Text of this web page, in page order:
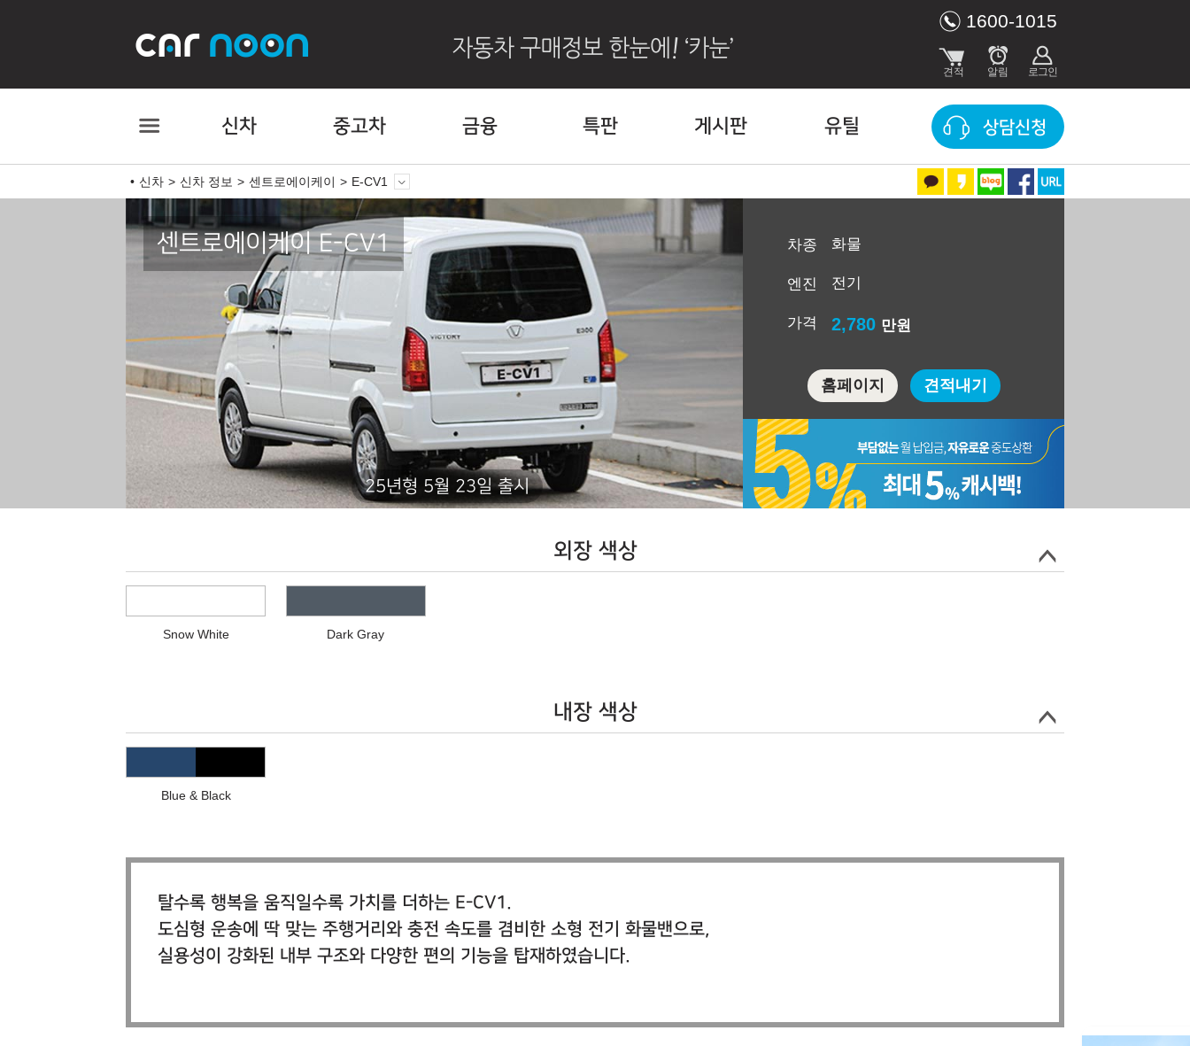
1600-1015
신차 중고차 금융 특판 게시판 유틸 상담신청
신차 신차 정보 센트로에이케이 E-CV1
센트로에이케이 E-CV1
25년형 5월 23일 출시
차종 화물
엔진 전기
가격 2,780 만원
홈페이지 견적내기
외장 색상
Snow White Dark Gray
내장 색상
Blue & Black
탈수록 행복을 움직일수록 가치를 더하는 E-CV1.
도심형 운송에 딱 맞는 주행거리와 충전 속도를 겸비한 소형 전기 화물밴으로,
실용성이 강화된 내부 구조와 다양한 편의 기능을 탑재하였습니다.